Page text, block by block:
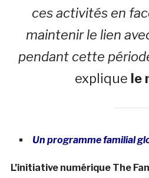
ces activités en
maintenir le lien
pendant cette
explique le
Un programme familial
L’initiative numérique The